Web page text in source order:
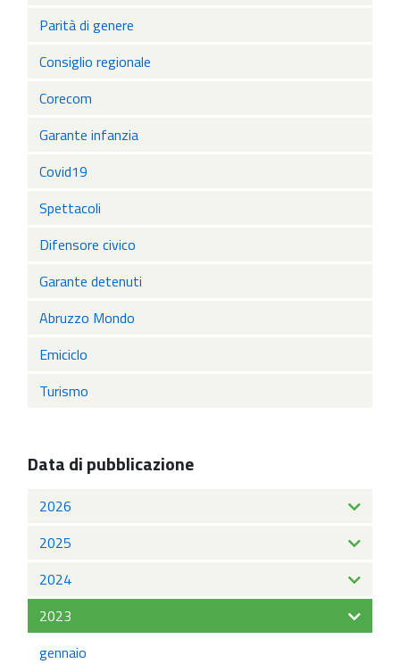
Parità di genere
Consiglio regionale
Corecom
Garante infanzia
Covid19
Spettacoli
Difensore civico
Garante detenuti
Abruzzo Mondo
Emiciclo
Turismo
Data di pubblicazione
2026
2025
2024
2023
gennaio